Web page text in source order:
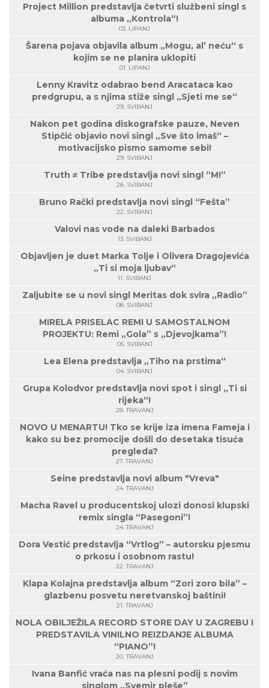
Project Million predstavlja četvrti službeni singl s
albuma „Kontrola“!
03. LIPANJ
Šarena pojava objavila album „Mogu, al’ neću“ s
kojim se ne planira uklopiti
01. LIPANJ
Lenny Kravitz odabrao bend Aracataca kao
predgrupu, a s njima stiže singl „Sjeti me se“
29. SVIBANJ
Nakon pet godina diskografske pauze, Neven
Stipčić objavio novi singl „Sve što imaš“ –
motivacijsko pismo samome sebi!
29. SVIBANJ
Truth ≠ Tribe predstavlja novi singl “M!”
28. SVIBANJ
Bruno Rački predstavlja novi singl “Fešta”
22. SVIBANJ
Valovi nas vode na daleki Barbados
13. SVIBANJ
Objavljen je duet Marka Tolje i Olivera Dragojevića
„Ti si moja ljubav“
11. SVIBANJ
Zaljubite se u novi singl Meritas dok svira „Radio”
08. SVIBANJ
MIRELA PRISELAC REMI U SAMOSTALNOM
PROJEKTU: Remi „Gola” s „Djevojkama”!
05. SVIBANJ
Lea Elena predstavlja „Tiho na prstima“
04. SVIBANJ
Grupa Kolodvor predstavlja novi spot i singl „Ti si
rijeka“!
28. TRAVANJ
NOVO U MENARTU! Tko se krije iza imena Fameja i
kako su bez promocije došli do desetaka tisuća
pregleda?
27. TRAVANJ
Seine predstavlja novi album "Vreva"
24. TRAVANJ
Macha Ravel u producentskoj ulozi donosi klupski
remix singla “Pasegoni”!
24. TRAVANJ
Dora Vestić predstavlja “Vrtlog” – autorsku pjesmu
o prkosu i osobnom rastu!
22. TRAVANJ
Klapa Kolajna predstavlja album “Zori zoro bila” –
glazbenu posvetu neretvanskoj baštini!
21. TRAVANJ
NOLA OBILJEŽILA RECORD STORE DAY U ZAGREBU I
PREDSTAVILA VINILNO REIZDANJE ALBUMA
“PIANO”!
20. TRAVANJ
Ivana Banfić vraća nas na plesni podij s novim
singlom „Svemir pleše”